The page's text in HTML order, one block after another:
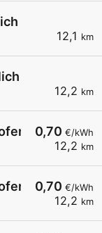
12,1 km
12,2 km
0,70 €/kWh
12,2 km
0,70 €/kWh
12,2 km